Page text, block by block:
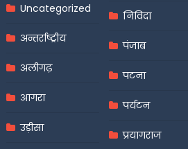
Uncategorized
अन्तर्राष्ट्रीय
अलीगढ़
आगरा
उड़ीसा
निविदा
पंजाब
पटना
पर्यटन
प्रयागराज